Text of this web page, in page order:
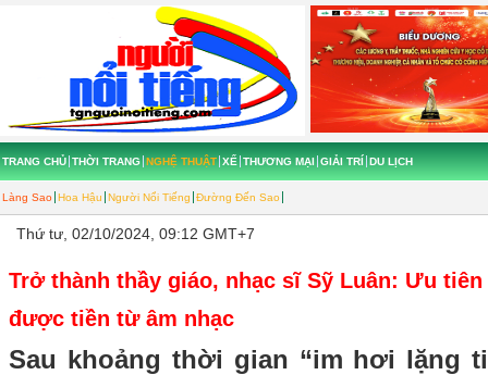
TRANG CHỦ THỜI TRANG NGHỆ THUẬT
Làng Sao Hoa Hậu Người Nổi Tiếng Đường Đến Sao
XẾ THƯƠNG MẠI GIẢI TRÍ DU LỊCH
Thứ tư, 02/10/2024, 09:12 GMT+7
Trở thành thầy giáo, nhạc sĩ Sỹ Luân: Ưu
được tiền từ âm nhạc
Sau khoảng thời gian “im hơi lặng